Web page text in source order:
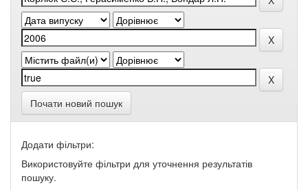
Почати новий пошук
Додати фільтри:
Використовуйте фільтри для уточнення результатів
пошуку.